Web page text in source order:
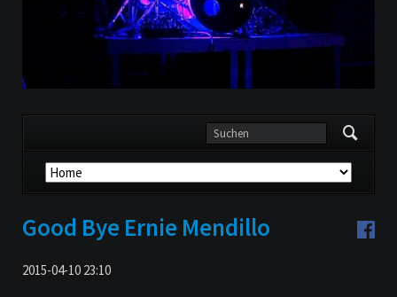
Navigation
überspringen
Good Bye Ernie Mendillo
2015-04-10 23:10